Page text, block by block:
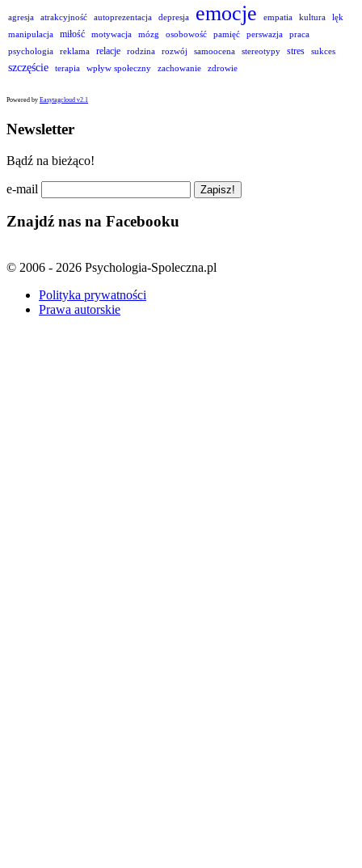
agresja atrakcyjność autoprezentacja depresja emocje empatia kultura
lęk
manipulacja
miłość motywacja mózg osobowość pamięć perswazja
praca
psychologia
reklama relacje rodzina rozwój samoocena stereotypy stres sukces
szczęście terapia wpływ społeczny zachowanie zdrowie
Powered by Easytagcloud v2.1
Newsletter
Bądź na bieżąco!
e-mail
Znajdź nas na Facebooku
© 2006 - 2026 Psychologia-Spoleczna.pl
Polityka prywatności
Prawa autorskie